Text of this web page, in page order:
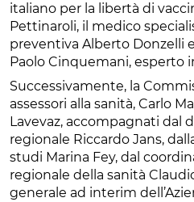
italiano per la libertà di
Pettinaroli, il medico
preventiva Alberto Donzelli
Paolo Cinquemani, esperto
Successivamente, la
assessori alla sanità, Carlo
Lavevaz, accompagnati dal
regionale Riccardo Jans,
studi Marina Fey, dal
regionale della sanità
generale ad interim